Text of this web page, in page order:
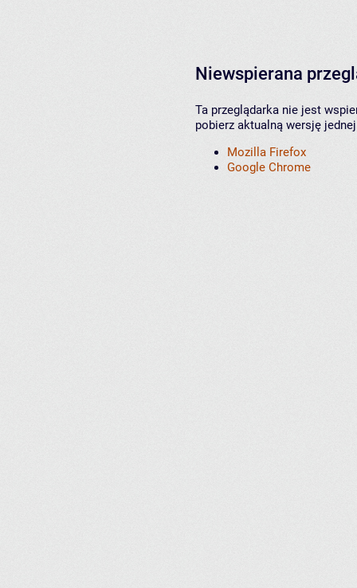
Niewspierana
Ta przeglądarka nie jest
pobierz aktualną wersję
Mozilla Firefox
Google Chrome